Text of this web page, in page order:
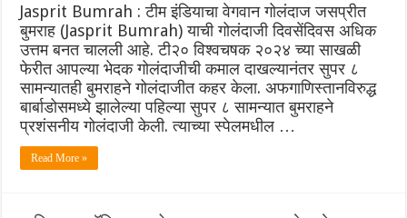
Jasprit Bumrah : टीम इंडियाचा वेगवान गोलंदाज जसप्रीत
बुमराह (Jasprit Bumrah) याची गोलंदाजी दिवसेंदिवस अधिक
उत्तम बनत चालली आहे. टी२० विश्वचषक २०२४ च्या साखळी
फेरीत आपल्या भेदक गोलंदाजीची कमाल दाखल्यानंतर सुपर ८
सामन्यातही बुमराहने गोलंदाजीत कहर केला. अफगाणिस्तानविरुद्ध
बार्बाडोसमध्ये झालेल्या पहिल्या सुपर ८ सामन्यात बुमराहने
प्रशंसनीय गोलंदाजी केली. त्याच्या स्पेलमधील …
Read More »